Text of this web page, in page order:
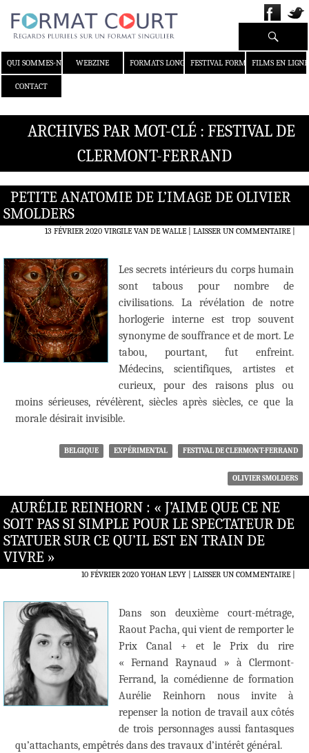
QUI SOMMES-NOUS ?WEBZINE FORMATS LONGS FESTIVAL FORMAT COURT
FILMS EN LIGNE
CONTACT
Recherche
ARCHIVES PAR MOT-CLÉ : FESTIVAL DE
CLERMONT-FERRAND
PETITE ANATOMIE DE L’IMAGE DE OLIVIER
SMOLDERS
13 FÉVRIER 2020 VIRGILE VAN DE WALLE LAISSER UN COMMENTAIRE|
Les secrets intérieurs du corps humain
sont tabous pour nombre de
civilisations. La révélation de notre
horlogerie interne est trop souvent
synonyme de souffrance et de mort. Le
tabou, pourtant, fut enfreint.
Médecins, scientifiques, artistes et
curieux, pour des raisons plus ou
moins sérieuses, révélèrent, siècles après siècles, ce que la
morale désirait invisible.
BELGIQUE EXPÉRIMENTAL FESTIVAL DE CLERMONT-FERRAND
OLIVIER SMOLDERS
AURÉLIE REINHORN : « J’AIME QUE CE NE
SOIT PAS SI SIMPLE POUR LE SPECTATEUR DE
STATUER SUR CE QU’IL EST EN TRAIN DE
VIVRE »
10 FÉVRIER 2020 YOHAN LEVY LAISSER UN COMMENTAIRE|
Dans son deuxième court-métrage,
Raout Pacha, qui vient de remporter le
Prix Canal + et le Prix du rire
« Fernand Raynaud » à Clermont-
Ferrand, la comédienne de formation
Aurélie Reinhorn nous invite à
repenser la notion de travail aux côtés
de trois personnages aussi fantasques
qu’attachants, empêtrés dans des travaux d’intérêt général.